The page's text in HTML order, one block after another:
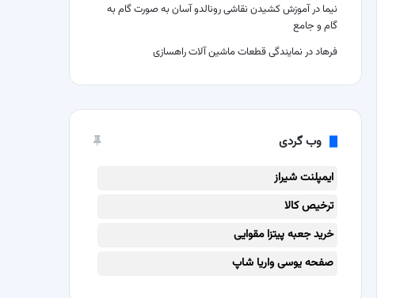
نیما درآموزش کشیدن نقاشی رونالدو آسان به صورت گام به
گام و جامع
فرهاددر نمایندگی قطعات ماشین آلات راهسازی
وب گردی
ایمپلنت شیراز
ترخیص کالا
خرید جعبه پیتزا مقوایی
صفحه یوسی واریا شاپ